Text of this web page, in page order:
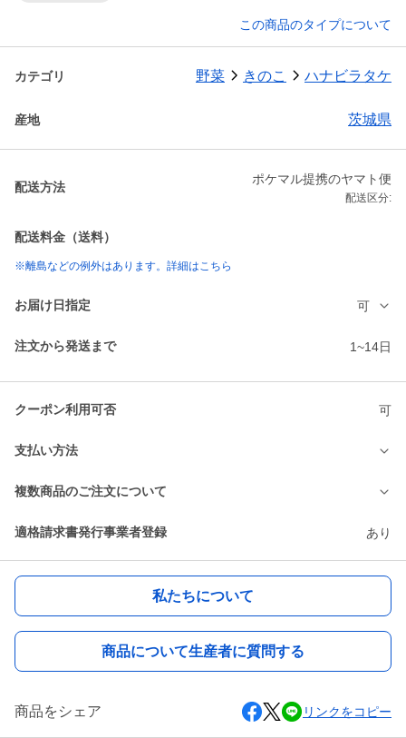
この商品のタイプについて
カテゴリ 野菜 きのこ ハナビラタケ
産地 茨城県
配送方法
ポケマル提携のヤマト便
配送区分:
配送料金（送料）
※離島などの例外はあります。詳細はこちら
お届け日指定 可
注文から発送まで 1~14日
クーポン利用可否 可
支払い方法
複数商品のご注文について
適格請求書発行事業者登録 あり
私たちについて
商品について生産者に質問する
商品をシェア リンクをコピー